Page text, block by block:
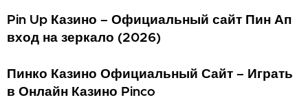
Pin Up Казино – Официальный сайт Пин Ап
вход на зеркало (2026)
Пинко Казино Официальный Сайт – Играть
в Онлайн Казино Pinco